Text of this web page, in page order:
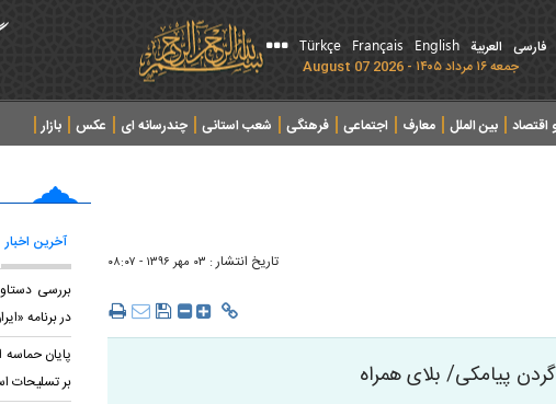
فارسی العربیة English
Français
Türkçe
جمعه ۱۶ مرداد ۱۴۰۵ - 2026 August 07
بین الملل معارف اجتماعی فرهنگی شعب استانی چندرسانه ای عکس
بازار
تاریخ انتشار : ۰۳ مهر ۱۳۹۶ - ۰۸:۰۷
پیامکی/ بلای همراه
آخرین اخبار
بررسی
در برنامه
پایان
بر تسلیحات